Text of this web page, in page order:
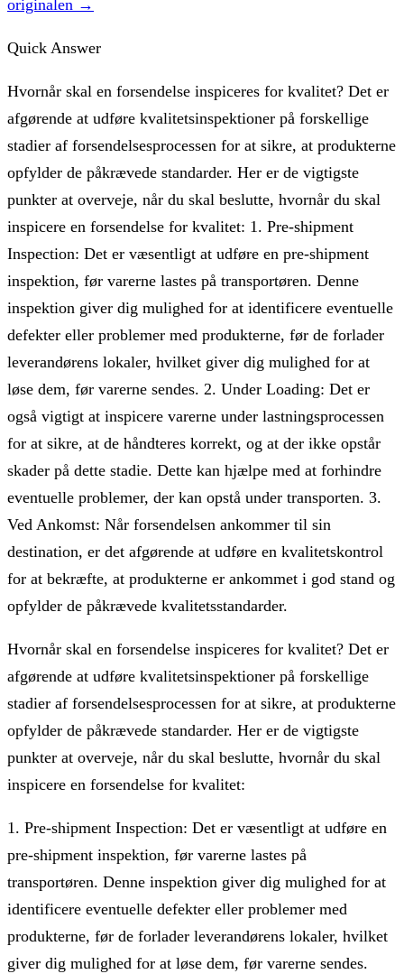
originalen →
Quick Answer
Hvornår skal en forsendelse inspiceres for kvalitet? Det er
afgørende at udføre kvalitetsinspektioner på forskellige
stadier af forsendelsesprocessen for at sikre, at produkterne
opfylder de påkrævede standarder. Her er de vigtigste
punkter at overveje, når du skal beslutte, hvornår du skal
inspicere en forsendelse for kvalitet: 1. Pre-shipment
Inspection: Det er væsentligt at udføre en pre-shipment
inspektion, før varerne lastes på transportøren. Denne
inspektion giver dig mulighed for at identificere eventuelle
defekter eller problemer med produkterne, før de forlader
leverandørens lokaler, hvilket giver dig mulighed for at
løse dem, før varerne sendes. 2. Under Loading: Det er
også vigtigt at inspicere varerne under lastningsprocessen
for at sikre, at de håndteres korrekt, og at der ikke opstår
skader på dette stadie. Dette kan hjælpe med at forhindre
eventuelle problemer, der kan opstå under transporten. 3.
Ved Ankomst: Når forsendelsen ankommer til sin
destination, er det afgørende at udføre en kvalitetskontrol
for at bekræfte, at produkterne er ankommet i god stand og
opfylder de påkrævede kvalitetsstandarder.
Hvornår skal en forsendelse inspiceres for kvalitet? Det er
afgørende at udføre kvalitetsinspektioner på forskellige
stadier af forsendelsesprocessen for at sikre, at produkterne
opfylder de påkrævede standarder. Her er de vigtigste
punkter at overveje, når du skal beslutte, hvornår du skal
inspicere en forsendelse for kvalitet:
1. Pre-shipment Inspection: Det er væsentligt at udføre en
pre-shipment inspektion, før varerne lastes på
transportøren. Denne inspektion giver dig mulighed for at
identificere eventuelle defekter eller problemer med
produkterne, før de forlader leverandørens lokaler, hvilket
giver dig mulighed for at løse dem, før varerne sendes.